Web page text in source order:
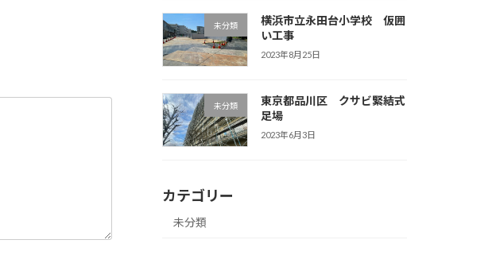
未分類
横浜市立永田台小学校 仮囲
い工事
2023年8月25日
未分類
東京都品川区 クサビ緊結式
足場
2023年6月3日
カテゴリー
未分類